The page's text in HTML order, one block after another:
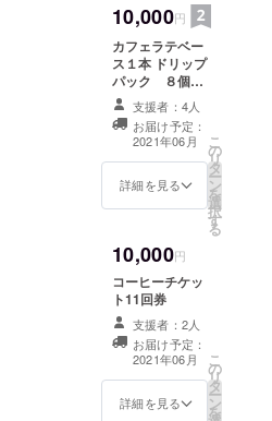
10,000円
カフェラテベー
ス１本 ドリップ
パック ８個
セット ラメリス
トアステッカー
２枚
支援者：4人
お届け予定：
2021年06月
詳細を見る
こ
の
リ
タ
ー
ン
を
選
択
す
る
10,000円
コーヒーチケッ
ト11回券
支援者：2人
お届け予定：
2021年06月
詳細を見る
こ
の
リ
タ
ー
ン
を